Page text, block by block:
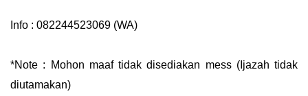
Info : 082244523069 (WA)
*Note : Mohon maaf tidak disediakan mess (Ijazah tidak
diutamakan)